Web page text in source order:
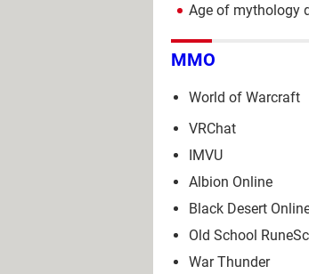
Age of mythology
MMO
World of Warcraft
VRChat
IMVU
Albion Online
Black Desert
Old School
War Thunder